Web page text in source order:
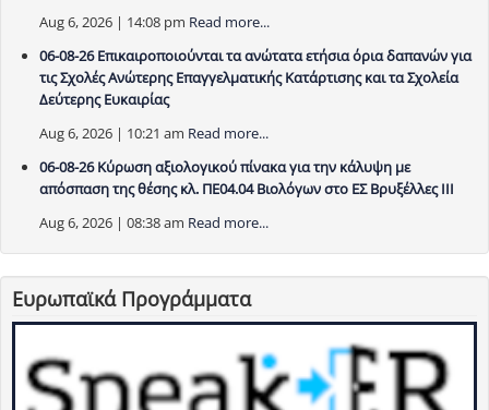
Aug 6, 2026 | 14:08 pm Read more...
06-08-26 Επικαιροποιούνται τα ανώτατα ετήσια όρια δαπανών για
τις Σχολές Ανώτερης Επαγγελματικής Κατάρτισης και τα Σχολεία
Δεύτερης Ευκαιρίας
Aug 6, 2026 | 10:21 am Read more...
06-08-26 Κύρωση αξιολογικού πίνακα για την κάλυψη με
απόσπαση της θέσης κλ. ΠΕ04.04 Βιολόγων στο ΕΣ Βρυξέλλες ΙΙΙ
Aug 6, 2026 | 08:38 am Read more...
Ευρωπαϊκά Προγράμματα